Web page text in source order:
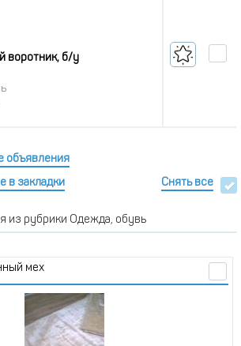
воротник, б/у
объявления
в закладки
Снять все
из рубрики Одежда, обувь
мех